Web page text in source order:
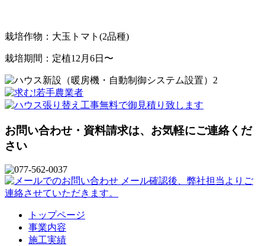
栽培作物：大玉トマト(2品種)
栽培期間：定植12月6日〜
お問い合わせ・資料請求は、お気軽にご連絡くだ
さい
トップページ
事業内容
施工実績